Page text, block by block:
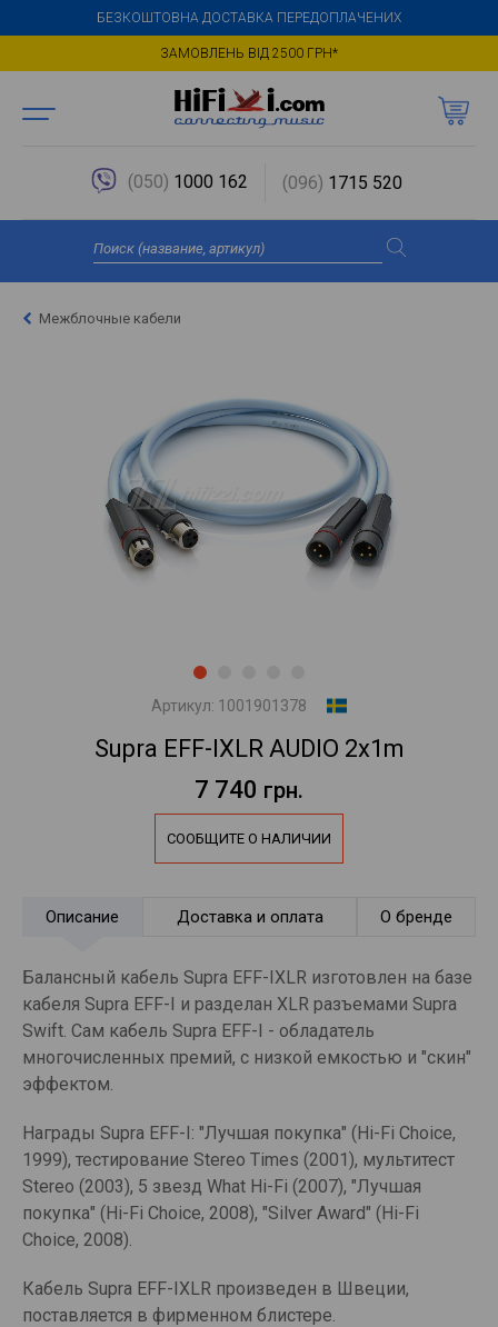
БЕЗКОШТОВНА ДОСТАВКА ПЕРЕДОПЛАЧЕНИХ
ЗАМОВЛЕНЬ ВІД 2500 ГРН*
(050) 1000 162 (096) 1715 520
Межблочные кабели
Артикул: 1001901378
Supra EFF-IXLR AUDIO 2x1m
7 740 грн.
СООБЩИТЕ О НАЛИЧИИ
Описание Доставка и оплата О бренде
Балансный кабель Supra EFF-IXLR изготовлен на базе
кабеля Supra EFF-I и разделан XLR разъемами Supra
Swift. Сам кабель Supra EFF-I - обладатель
многочисленных премий, с низкой емкостью и "скин"
эффектом.
Награды Supra EFF-I: "Лучшая покупка" (Hi-Fi Choice,
1999), тестирование Stereo Times (2001), мультитест
Stereo (2003), 5 звезд What Hi-Fi (2007), "Лучшая
покупка" (Hi-Fi Choice, 2008), "Silver Award" (Hi-Fi
Choice, 2008).
Кабель Supra EFF-IXLR произведен в Швеции,
поставляется в фирменном блистере.